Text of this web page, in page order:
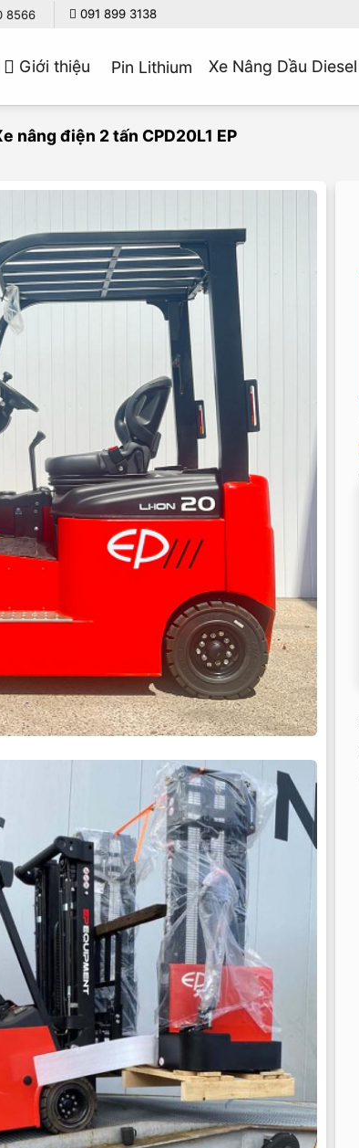
8566 091 899 3138
Giới thiệu Pin Lithium Xe Nâng Dầu Diesel
nâng điện 2 tấn CPD20L1 EP